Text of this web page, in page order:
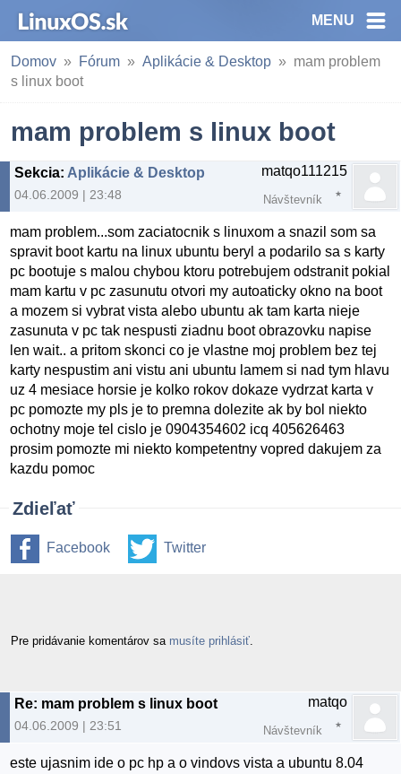
MENU
Domov Fórum Aplikácie & Desktop
mam problem
s linux boot
mam problem s linux boot
Sekcia: Aplikácie & Desktop
04.06.2009 | 23:48
matqo111215
Návštevník
mam problem...som zaciatocnik s linuxom a snazil som sa
spravit boot kartu na linux ubuntu beryl a podarilo sa s karty
pc bootuje s malou chybou ktoru potrebujem odstranit pokial
mam kartu v pc zasunutu otvori my autoaticky okno na boot
a mozem si vybrat vista alebo ubuntu ak tam karta nieje
zasunuta v pc tak nespusti ziadnu boot obrazovku napise
len wait.. a pritom skonci co je vlastne moj problem bez tej
karty nespustim ani vistu ani ubuntu lamem si nad tym hlavu
uz 4 mesiace horsie je kolko rokov dokaze vydrzat karta v
pc pomozte my pls je to premna dolezite ak by bol niekto
ochotny moje tel cislo je 0904354602 icq 405626463
prosim pomozte mi niekto kompetentny vopred dakujem za
kazdu pomoc
Zdieľať
Facebook Twitter
Pre pridávanie komentárov sa musíte prihlásiť
Re: mam problem s linux boot
04.06.2009 | 23:51
matqo
Návštevník
este ujasnim ide o pc hp a o vindovs vista a ubuntu 8.04